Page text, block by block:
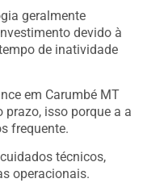
geralmente
devido à
de inatividade
em Carumbé MT
isso porque a a
frequente.
técnicos,
operacionais.